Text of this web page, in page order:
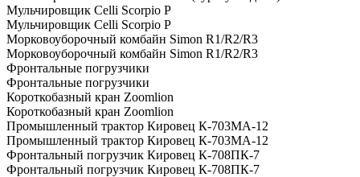
Мульчировщик Celli Scorpio P
Мульчировщик Celli Scorpio P
Морковоуборочный комбайн Simon R1/R2/R3
Морковоуборочный комбайн Simon R1/R2/R3
Фронтальные погрузчики
Фронтальные погрузчики
Короткобазный кран Zoomlion
Короткобазный кран Zoomlion
Промышленный трактор Кировец К-703МА-12
Промышленный трактор Кировец К-703МА-12
Фронтальный погрузчик Кировец К-708ПК-7
Фронтальный погрузчик Кировец К-708ПК-7